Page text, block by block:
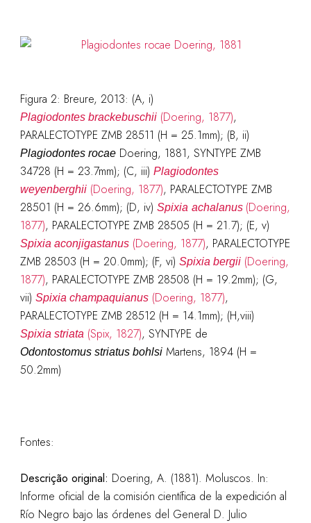
Figura 2: Breure, 2013: (A, i)
Plagiodontes brackebuschii(Doering, 1877),
PARALECTOTYPE ZMB 28511 (H = 25.1mm); (B, ii)
Plagiodontes rocaeDoering, 1881, SYNTYPE ZMB
34728 (H = 23.7mm); (C, iii) Plagiodontes
weyenberghii(Doering, 1877), PARALECTOTYPE ZMB
28501 (H = 26.6mm); (D, iv) Spixia achalanus (Doering,
1877), PARALECTOTYPE ZMB 28505 (H = 21.7); (E, v)
Spixia aconjigastanus(Doering, 1877), PARALECTOTYPE
ZMB 28503 (H = 20.0mm); (F, vi) Spixia bergii(Doering,
1877), PARALECTOTYPE ZMB 28508 (H = 19.2mm); (G,
vii) Spixia champaquianus(Doering, 1877),
PARALECTOTYPE ZMB 28512 (H = 14.1mm); (H,viii)
Spixia striata(Spix, 1827), SYNTYPE de
Odontostomus striatus bohlsiMartens, 1894 (H =
50.2mm)
Fontes:
Descrição original: Doering, A. (1881). Moluscos. In:
Informe oficial de la comisión científica de la expedición al
Río Negro bajo las órdenes del General D. Julio